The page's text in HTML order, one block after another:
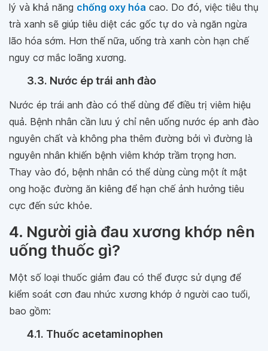
lý và khả năng chống oxy hóa cao. Do đó, việc tiêu thụ
trà xanh sẽ giúp tiêu diệt các gốc tự do và ngăn ngừa
lão hóa sớm. Hơn thế nữa, uống trà xanh còn hạn chế
nguy cơ mắc loãng xương.
3.3. Nước ép trái anh đào
Nước ép trái anh đào có thể dùng để điều trị viêm hiệu
quả. Bệnh nhân cần lưu ý chỉ nên uống nước ép anh đào
nguyên chất và không pha thêm đường bởi vì đường là
nguyên nhân khiến bệnh viêm khớp trầm trọng hơn.
Thay vào đó, bệnh nhân có thể dùng cùng một ít mật
ong hoặc đường ăn kiêng để hạn chế ảnh hưởng tiêu
cực đến sức khỏe.
4. Người già đau xương khớp nên
uống thuốc gì?
Một số loại thuốc giảm đau có thể được sử dụng để
kiểm soát cơn đau nhức xương khớp ở người cao tuổi,
bao gồm:
4.1. Thuốc acetaminophen